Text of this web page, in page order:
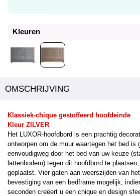
Kleuren
OMSCHRIJVING
Klassiek-chique gestoffeerd hoofdeinde
Kleur ZILVER
Het LUXOR-hoofdbord is een prachtig
ontworpen om de muur waartegen het bed is
eenvoudigweg door het bed van uw keuze
lattenbodem) tegen dit hoofdbord te
geplaatst. Vier gaten aan weerszijden van
bevestiging van een bedframe mogelijk,
seconden creëert u een chique en design